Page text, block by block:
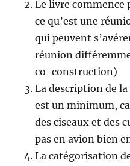
Le livre commence
ce qu’est une
qui peuvent
réunion
co-construction)
La description de
est un minimum,
des ciseaux et des
pas en avion bien
La catégorisation